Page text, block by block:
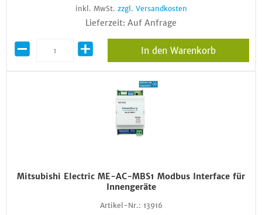
inkl. MwSt. zzgl. Versandkosten
Lieferzeit: Auf Anfrage
In den Warenkorb
Mitsubishi Electric ME-AC-MBS1 Modbus Interface für
Innengeräte
Artikel-Nr.: 13916